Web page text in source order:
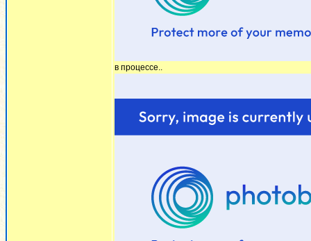
в процессе..